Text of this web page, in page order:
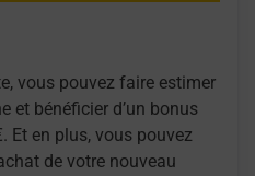
vous pouvez faire estimer
et bénéficier d’un bonus
Et en plus, vous pouvez
de votre nouveau